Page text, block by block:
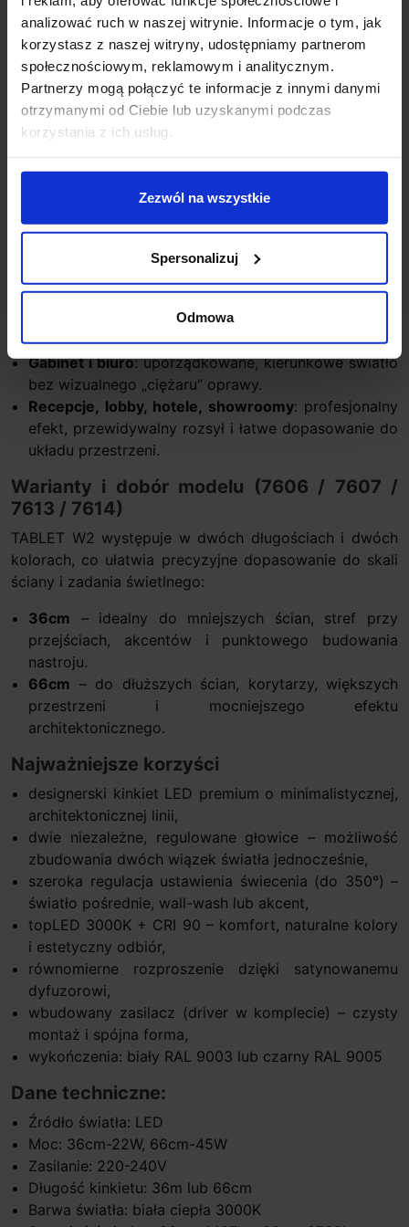
analizować ruch w naszej witrynie. Informacje o tym, jak
korzystasz z naszej witryny, udostępniamy partnerom
społecznościowym, reklamowym i analitycznym.
Partnerzy mogą połączyć te informacje z innymi danymi
otrzymanymi od Ciebie lub uzyskanymi podczas
korzystania z ich usług.
Zezwól na wszystkie
Spersonalizuj
Odmowa
Dodatkowym atutem jest dopracowana optyka i rozsył
światła, które pomagają ograniczać olśnienie
(parametry UGR poniżej 25 w typowych ustawieniach
obliczeniowych), zapewniając estetyczny, spokojny
odbiór światła.
najlepiej
Korytarze, hole, klatki schodowe
światła poprawiają orientację i budują standard
światło pośrednie na wieczór.
: nowoczesny kinkiet do stworzenia
nastroju lub doświetlenia wybranej strefy.
Gabinet i biuro: uporządkowane, kierunkowe światło
bez wizualnego „ciężaru” oprawy.
Recepcje, lobby, hotele, showroomy: profesjonalny
efekt, przewidywalny rozsył i łatwe dopasowanie do
układu przestrzeni.
Warianty i dobór modelu (7606 / 7607 /
7613 / 7614)
TABLET W2 występuje w dwóch długościach i dwóch
kolorach, co ułatwia precyzyjne dopasowanie do skali
ściany i zadania świetlnego:
36cm – idealny do mniejszych ścian, stref przy
przejściach, akcentów i punktowego budowania
nastroju.
66cm – do dłuższych ścian, korytarzy, większych
przestrzeni i mocniejszego efektu
architektonicznego.
Najważniejsze korzyści
designerski kinkiet LED premium o minimalistycznej,
architektonicznej linii,
dwie niezależne, regulowane głowice – możliwość
zbudowania dwóch wiązek światła jednocześnie,
szeroka regulacja ustawienia świecenia (do 350°) –
światło pośrednie, wall-wash lub akcent,
topLED 3000K + CRI 90 – komfort, naturalne kolory
i estetyczny odbiór,
równomierne rozproszenie dzięki satynowanemu
dyfuzorowi,
wbudowany zasilacz (driver w komplecie) – czysty
montaż i spójna forma,
wykończenia: biały RAL 9003 lub czarny RAL 9005
Dane techniczne:
Źródło światła: LED
Moc: 36cm-22W, 66cm-45W
Zasilanie: 220-240V
Długość kinkietu: 36m lub 66cm
Barwa światła: biała ciepła 3000K